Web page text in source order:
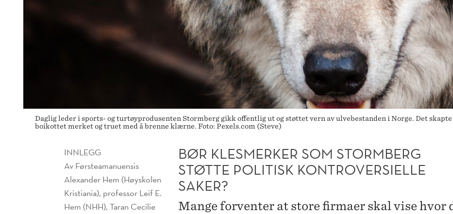
Daglig leder i sports- og turtøyprodusenten Stormberg gikk offentlig ut og støttet vern av ulvebestanden i Norge. Det
boikottet merket og truet med å brenne klærne. Foto: Pexels.com (Steve)
INNLEGG
Av Førsteamanuensis
Alexander Hem (Høyskolen
Kristiania), professor Leif E.
Hem (NHH), Taran Cecilie
BØR KLESMERKER SOM STORMBERG
STØTTE POLITISK KONTROVERSIELLE
SAKER?
Mange forventer at store firmaer skal vise hvor